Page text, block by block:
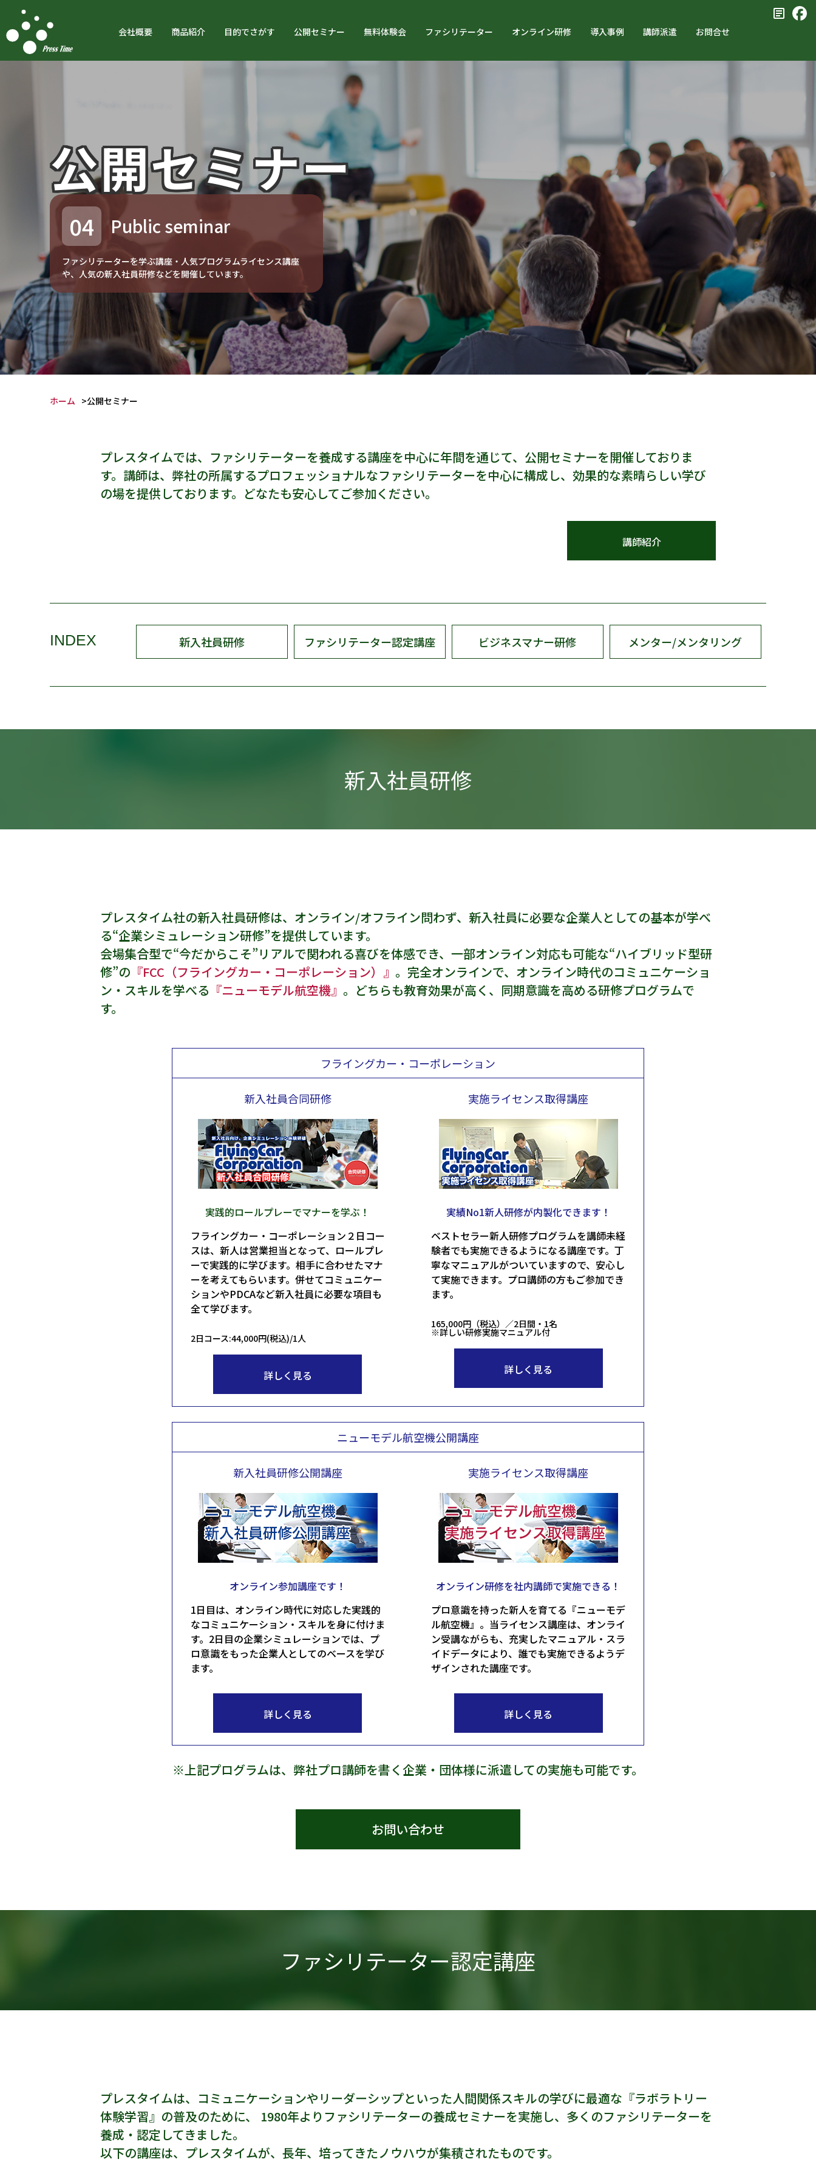
会社概要 商品紹介 目的でさがす 公開セミナー 無料体験会 ファシリテーター オンライン研修 導入事例 講師派遣 お問合せ
公開セミナー
04 Public seminar
ファシリテーターを学ぶ講座・人気プログラムライセンス講座
や、人気の新入社員研修などを開催しています。
ホーム 公開セミナー
プレスタイムでは、ファシリテーターを養成する講座を中心に年間を通じて、公開セミナーを開催しておりま
す。講師は、弊社の所属するプロフェッショナルなファシリテーターを中心に構成し、効果的な素晴らしい学び
の場を提供しております。どなたも安心してご参加ください。
講師紹介
INDEX 新入社員研修 ファシリテーター認定講座 ビジネスマナー研修 メンター/メンタリング
新入社員研修
プレスタイム社の新入社員研修は、オンライン/オフライン問わず、新入社員に必要な企業人としての基本が学べ
る“企業シミュレーション研修”を提供しています。
会場集合型で“今だからこそ”リアルで関われる喜びを体感でき、一部オンライン対応も可能な“ハイブリッド型研
修”の 『FCC（フライングカー・コーポレーション）』 。完全オンラインで、オンライン時代のコミュニケーショ
ン・スキルを学べる 『ニューモデル航空機』 。どちらも教育効果が高く、同期意識を高める研修プログラムで
す。
フライングカー・コーポレーション
新入社員合同研修
実践的ロールプレーでマナーを学ぶ！
フライングカー・コーポレーション２日コー
スは、新人は営業担当となって、ロールプレ
ーで実践的に学びます。相手に合わせたマナ
ーを考えてもらいます。併せてコミュニケー
ションやPDCAなど新入社員に必要な項目も
全て学びます。
2日コース:44,000円(税込)/1人
詳しく見る
実施ライセンス取得講座
実績No1新人研修が内製化できます！
ベストセラー新人研修プログラムを講師未経
験者でも実施できるようになる講座です。丁
寧なマニュアルがついていますので、安心し
て実施できます。プロ講師の方もご参加でき
ます。
165,000円（税込）／2日間・1名
※詳しい研修実施マニュアル付
詳しく見る
ニューモデル航空機公開講座
新入社員研修公開講座
オンライン参加講座です！
1日目は、オンライン時代に対応した実践的
なコミュニケーション・スキルを身に付けま
す。2日目の企業シミュレーションでは、プ
ロ意識をもった企業人としてのベースを学び
ます。
詳しく見る
実施ライセンス取得講座
オンライン研修を社内講師で実施できる！
プロ意識を持った新人を育てる『ニューモデ
ル航空機』。当ライセンス講座は、オンライ
ン受講ながらも、充実したマニュアル・スラ
イドデータにより、誰でも実施できるようデ
ザインされた講座です。
詳しく見る
※上記プログラムは、弊社プロ講師を書く企業・団体様に派遣しての実施も可能です。
お問い合わせ
ファシリテーター認定講座
プレスタイムは、コミュニケーションやリーダーシップといった人間関係スキルの学びに最適な『ラボラトリー
体験学習』の普及のために、 1980年よりファシリテーターの養成セミナーを実施し、多くのファシリテーターを
養成・認定してきました。
以下の講座は、プレスタイムが、長年、培ってきたノウハウが集積されたものです。